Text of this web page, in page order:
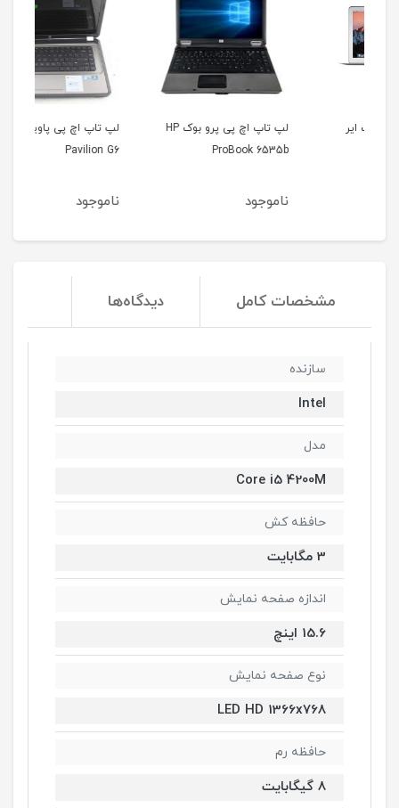
لپ تاپ اچ پی پرو بوک HP
ProBook 6535b
لپ تاپ اچ پی پاویلیون HP
مشخصات کامل دیدگاه‌ها
سازنده
Intel
مدل
Core i5 4200M
حافظه کش
3 مگابایت
اندازه صفحه نمایش
15.6 اینچ
نوع صفحه نمایش
LED HD 1366x768
حافظه رم
8 گیگابایت